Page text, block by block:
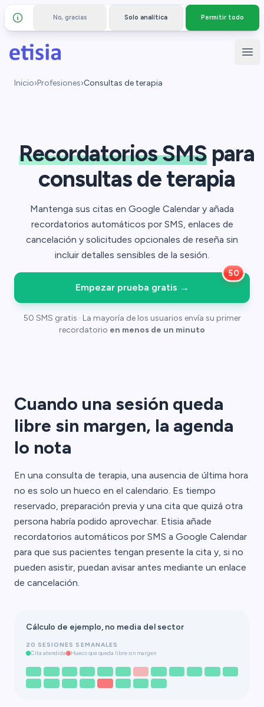
Detalles y privacidad
No, gracias Solo analítica Permitir todo
Saltar al contenido principal
Etisia
Inicio›Profesiones›Consultas de terapia
Recordatorios SMS para
consultas de terapia
Mantenga sus citas en Google Calendar y añada
recordatorios automáticos por SMS, enlaces de
cancelación y solicitudes opcionales de reseña sin
incluir detalles sensibles de la sesión.
Empezar prueba gratis →
50 SMS gratis · La mayoría de los usuarios envía su primer
recordatorio en menos de un minuto
Cuando una sesión queda
libre sin margen, la agenda
lo nota
En una consulta de terapia, una ausencia de última hora
no es solo un hueco en el calendario. Es tiempo
reservado, preparación previa y una cita que quizá otra
persona habría podido aprovechar. Etisia añade
recordatorios automáticos por SMS a Google Calendar
para que sus pacientes tengan presente la cita y, si no
pueden asistir, puedan avisar antes mediante un enlace
de cancelación.
Cálculo de ejemplo, no media del sector
20 SESIONES SEMANALES
Cita atendida Hueco que queda libre sin margen